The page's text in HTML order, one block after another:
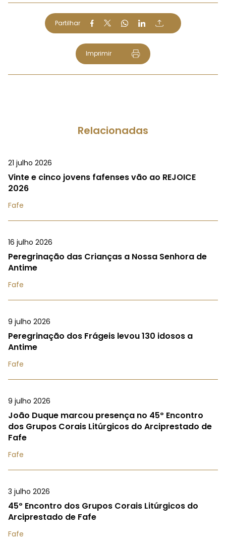
Partilhar
Imprimir
Relacionadas
21 julho 2026
Vinte e cinco jovens fafenses vão ao REJOICE
2026
Fafe
16 julho 2026
Peregrinação das Crianças a Nossa Senhora de
Antime
Fafe
9 julho 2026
Peregrinação dos Frágeis levou 130 idosos a
Antime
Fafe
9 julho 2026
João Duque marcou presença no 45º Encontro
dos Grupos Corais Litúrgicos do Arciprestado de
Fafe
Fafe
3 julho 2026
45º Encontro dos Grupos Corais Litúrgicos do
Arciprestado de Fafe
Fafe